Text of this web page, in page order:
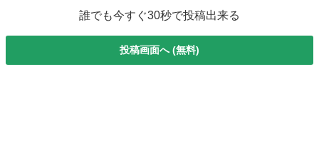
誰でも今すぐ30秒で投稿出来る
投稿画面へ (無料)